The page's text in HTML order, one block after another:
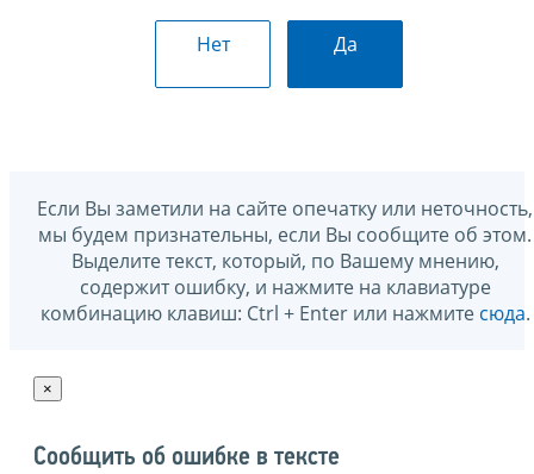
Нет Да
Если Вы заметили на сайте опечатку или неточность,
мы будем признательны, если Вы сообщите об этом.
Выделите текст, который, по Вашему мнению,
содержит ошибку, и нажмите на клавиатуре
комбинацию клавиш: Ctrl + Enter или нажмите сюда.
×
Сообщить об ошибке в тексте